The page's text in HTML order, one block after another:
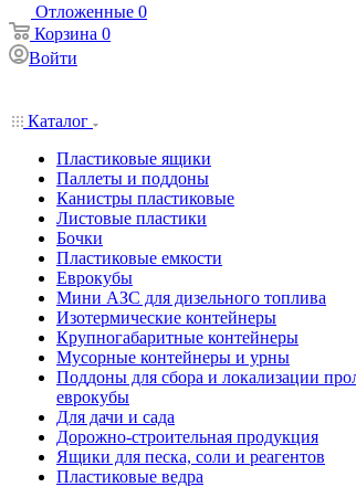
Отложенные 0
Корзина 0
Войти
Каталог
Пластиковые ящики
Паллеты и поддоны
Канистры пластиковые
Листовые пластики
Бочки
Пластиковые емкости
Еврокубы
Мини АЗС для дизельного топлива
Изотермические контейнеры
Крупногабаритные контейнеры
Мусорные контейнеры и урны
Поддоны для сбора и локализации
еврокубы
Для дачи и сада
Дорожно-строительная продукция
Ящики для песка, соли и реагентов
Пластиковые ведра